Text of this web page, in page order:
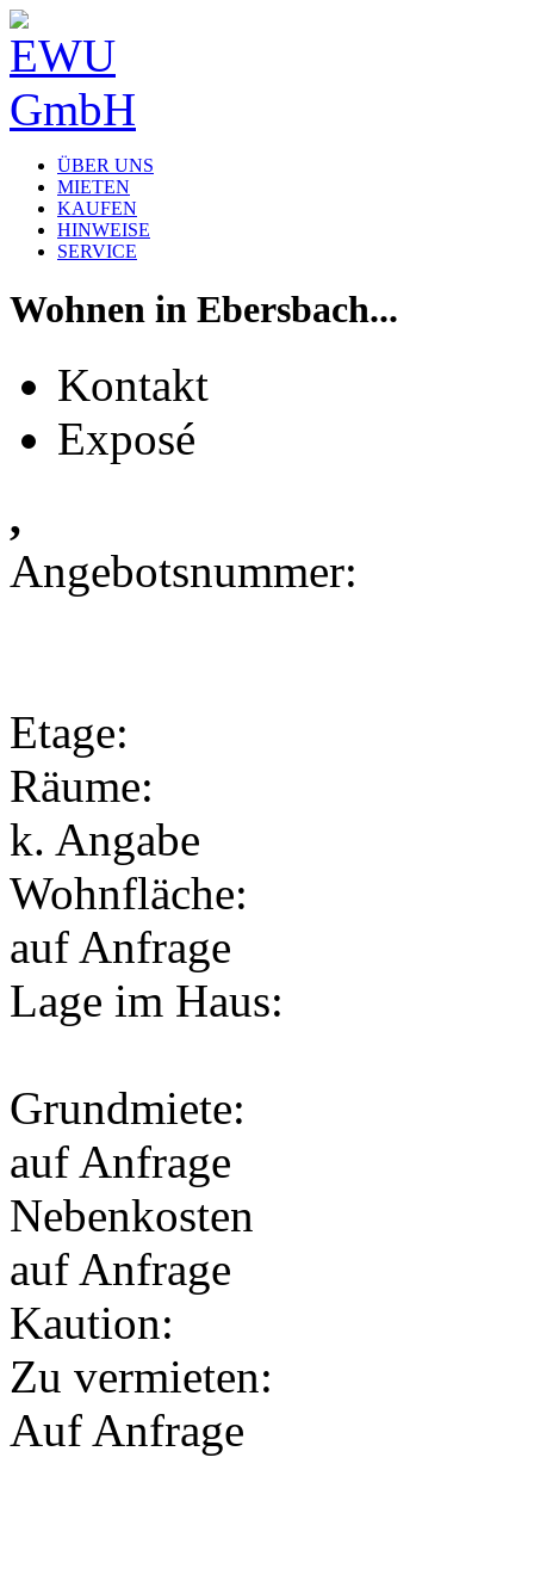
ÜBER UNS
MIETEN
KAUFEN
HINWEISE
SERVICE
Wohnen in Ebersbach...
Kontakt
Exposé
,
Angebotsnummer:
Etage:
Räume:
k. Angabe
Wohnfläche:
auf Anfrage
Lage im Haus:
Grundmiete:
auf Anfrage
Nebenkosten
auf Anfrage
Kaution:
Zu vermieten:
Auf Anfrage